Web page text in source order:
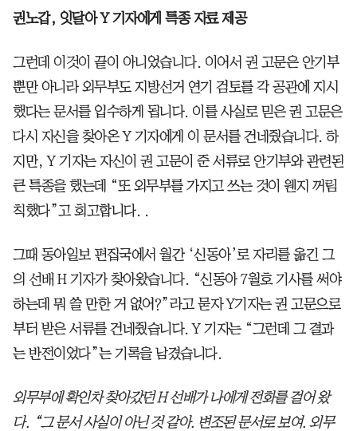
권노갑, 잇달아 Y 기자에게 특종 자료 제공
그런데 이것이 끝이 아니었습니다. 이어서 권 고문은 안기부
뿐만 아니라 외무부도 지방선거 연기 검토를 각 공관에 지시
했다는 문서를 입수하게 됩니다. 이를 사실로 믿은 권 고문은
다시 자신을 찾아온 Y 기자에게 이 문서를 건네줬습니다. 하
지만, Y 기자는 자신이 권 고문이 준 서류로 안기부와 관련된
큰 특종을 했는데 “또 외무부를 가지고 쓰는 것이 웬지 꺼림
칙했다”고 회고합니다. .
그때 동아일보 편집국에서 월간 ‘신동아’로 자리를 옮긴 그
의 선배 H 기자가 찾아왔습니다. “신동아 7월호 기사를 써야
하는데 뭐 쓸 만한 거 없어?”라고 묻자 Y기자는 권 고문으로
부터 받은 서류를 건네줬습니다. Y 기자는 “그런데 그 결과
는 반전이었다”는 기록을 남겼습니다.
외무부에 확인차 찾아갔던 H 선배가 나에게 전화를 걸어 왔
다. “그 문서 사실이 아닌 것 같아. 변조된 문서로 보여. 외무